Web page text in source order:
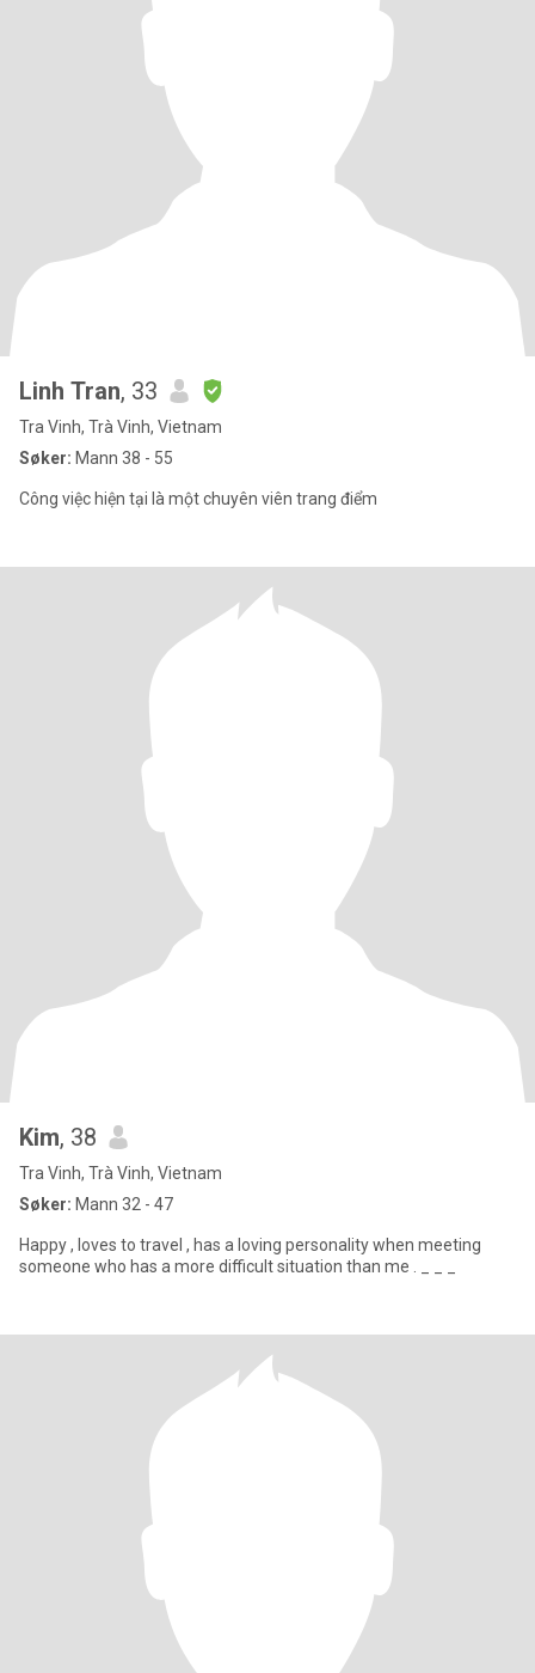
Linh Tran, 33
Tra Vinh, Trà Vinh, Vietnam
Søker: Mann 38 - 55
Công việc hiện tại là một chuyên viên trang điểm
Kim, 38
Tra Vinh, Trà Vinh, Vietnam
Søker: Mann 32 - 47
Happy , loves to travel , has a loving personality when meeting
someone who has a more difficult situation than me . _ _ _